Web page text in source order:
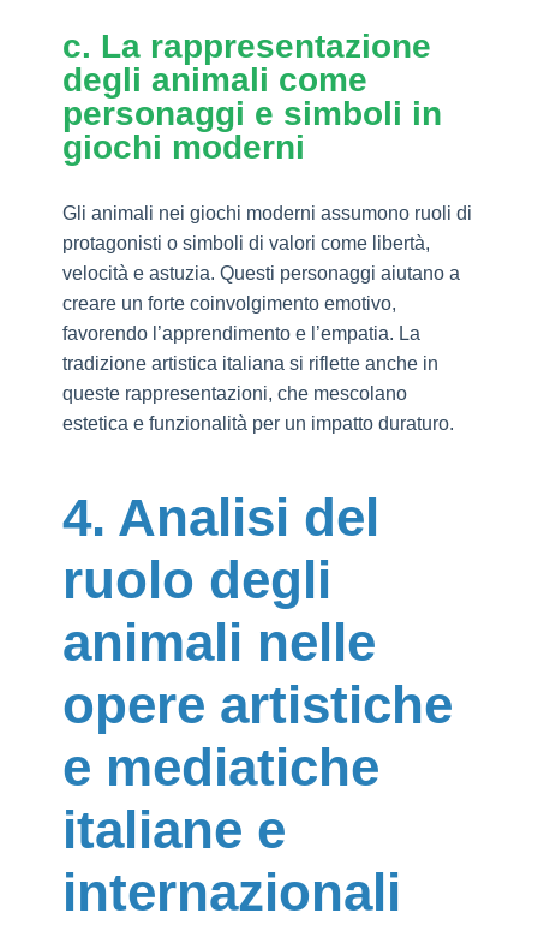
c. La rappresentazione
degli animali come
personaggi e simboli in
giochi moderni
Gli animali nei giochi moderni assumono ruoli di
protagonisti o simboli di valori come libertà,
velocità e astuzia. Questi personaggi aiutano a
creare un forte coinvolgimento emotivo,
favorendo l’apprendimento e l’empatia. La
tradizione artistica italiana si riflette anche in
queste rappresentazioni, che mescolano
estetica e funzionalità per un impatto duraturo.
4. Analisi del
ruolo degli
animali nelle
opere artistiche
e mediatiche
italiane e
internazionali